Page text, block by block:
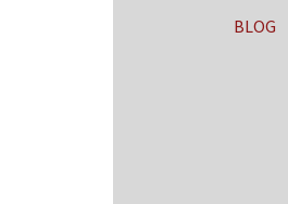
BLOG